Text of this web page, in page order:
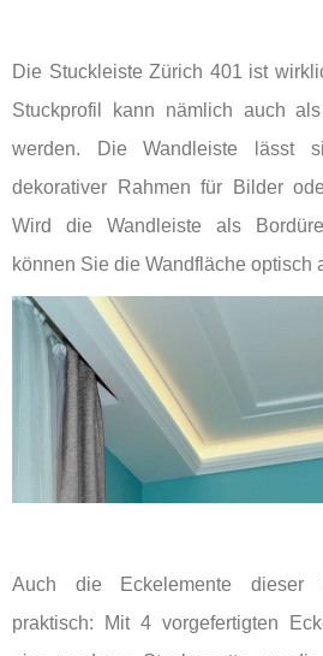
Die Stuckleiste Zürich 401 ist
Stuckprofil kann nämlich auch
werden. Die Wandleiste lässt
dekorativer Rahmen für Bilder
Wird die Wandleiste als
können Sie die Wandfläche optisch
Auch die Eckelemente dieser
praktisch: Mit 4 vorgefertigten